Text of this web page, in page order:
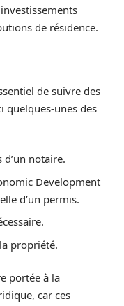
de résidence.
de suivre des
quelques-unes des
notaire.
Development
d’un permis.
propriété.
portée à la
car ces